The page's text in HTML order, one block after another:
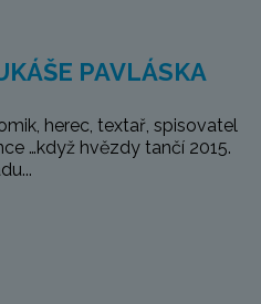
PAVLÁSKA
herec, textař, spisovatel
…když hvězdy tančí 2015.